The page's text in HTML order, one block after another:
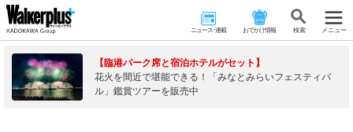
ニュース･連載 おでかけ情報 検 索 メニュー
【臨港パーク席と宿泊ホテルがセット】
花火を間近で堪能できる！「みなとみらいフェスティバ
ル」鑑賞ツアーを販売中